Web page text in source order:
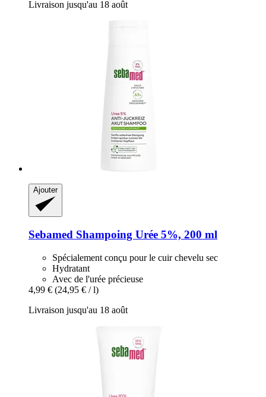
Livraison jusqu'au 18 août
Ajouter
Sebamed Shampoing Urée 5%, 200 ml
Spécialement conçu pour le cuir chevelu sec
Hydratant
Avec de l'urée précieuse
4,99 € (24,95 € / l)
Livraison jusqu'au 18 août